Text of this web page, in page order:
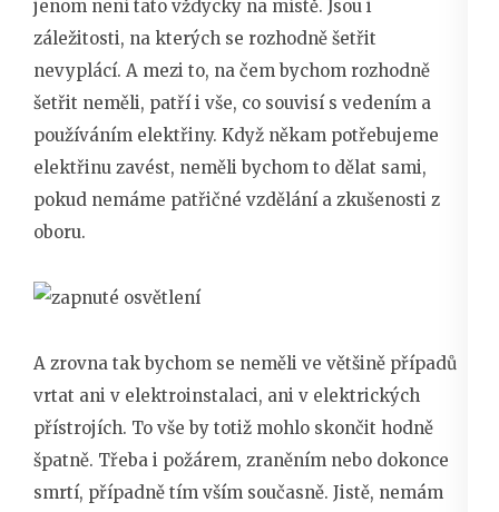
jenom není tato vždycky na místě. Jsou i
záležitosti, na kterých se rozhodně šetřit
nevyplácí. A mezi to, na čem bychom rozhodně
šetřit neměli, patří i vše, co souvisí s vedením a
používáním elektřiny. Když někam potřebujeme
elektřinu zavést, neměli bychom to dělat sami,
pokud nemáme patřičné vzdělání a zkušenosti z
oboru.
A zrovna tak bychom se neměli ve většině případů
vrtat ani v elektroinstalaci, ani v elektrických
přístrojích. To vše by totiž mohlo skončit hodně
špatně. Třeba i požárem, zraněním nebo dokonce
smrtí, případně tím vším současně. Jistě, nemám